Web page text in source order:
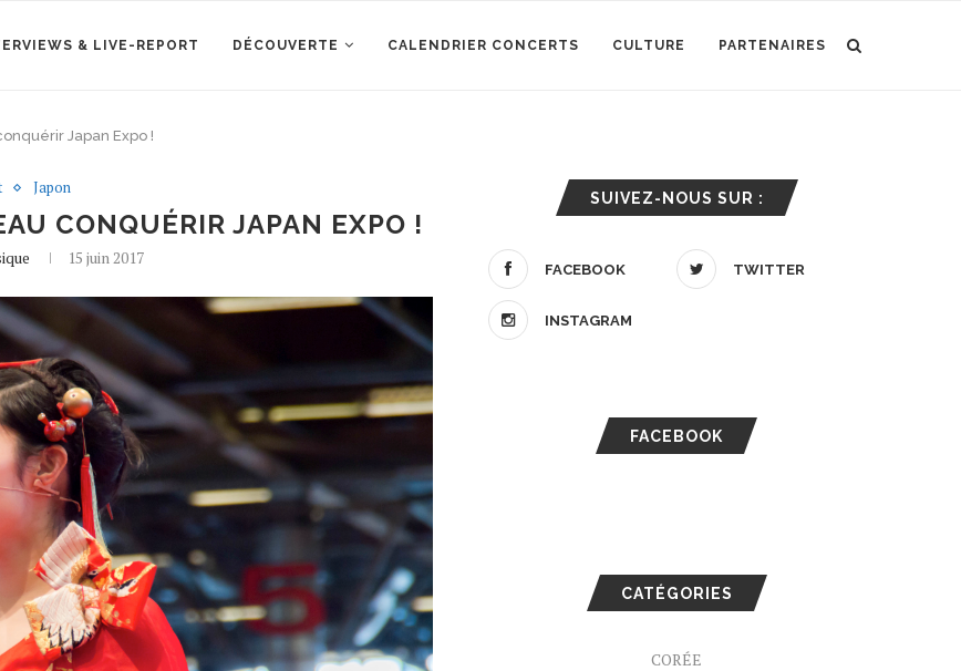
& LIVE-REPORT DÉCOUVERTE CALENDRIER CONCERTS CULTURE PARTENAIRES
Japan Expo !
Japon
CONQUÉRIR JAPAN EXPO !
15 juin 2017
SUIVEZ-NOUS SUR :
FACEBOOK TWITTER
INSTAGRAM
FACEBOOK
CATÉGORIES
CORÉE